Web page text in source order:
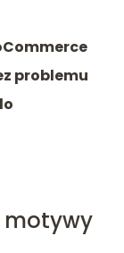
problemu